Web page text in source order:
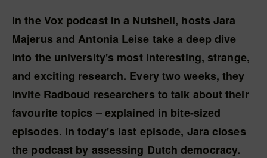
In the Vox podcast In a Nutshell, hosts Jara
Majerus and Antonia Leise take a deep dive
into the university's most interesting, strange,
and exciting research. Every two weeks, they
invite Radboud researchers to talk about their
favourite topics – explained in bite-sized
episodes. In today's last episode, Jara closes
the podcast by assessing Dutch democracy.